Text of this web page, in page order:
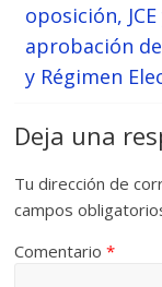
oposición,
aprobación
y Régimen
Deja una
Tu dirección de
campos
Comentario*